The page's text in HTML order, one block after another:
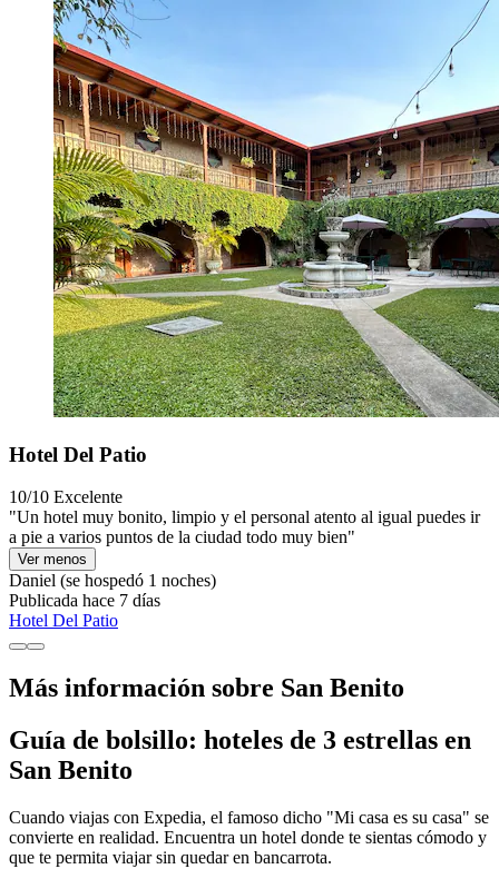
Hotel Del Patio
10/10 Excelente
"Un hotel muy bonito, limpio y el personal atento al igual puedes ir
a pie a varios puntos de la ciudad todo muy bien"
Ver menos
Daniel (se hospedó 1 noches)
Publicada hace 7 días
Hotel Del Patio
Más información sobre San Benito
Guía de bolsillo: hoteles de 3 estrellas en
San Benito
Cuando viajas con Expedia, el famoso dicho "Mi casa es su casa" se
convierte en realidad. Encuentra un hotel donde te sientas cómodo y
que te permita viajar sin quedar en bancarrota.